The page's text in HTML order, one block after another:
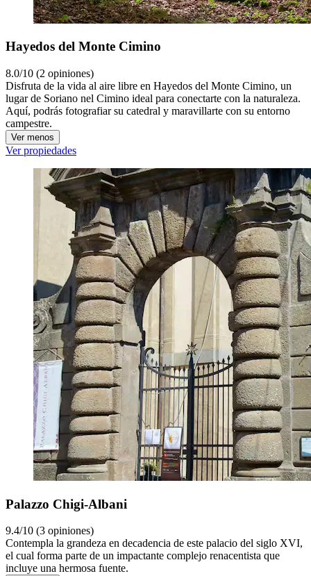
Hayedos del Monte Cimino
8.0/10 (2 opiniones)
Disfruta de la vida al aire libre en Hayedos del Monte Cimino, un
lugar de Soriano nel Cimino ideal para conectarte con la naturaleza.
Aquí, podrás fotografiar su catedral y maravillarte con su entorno
campestre.
Ver menos
Ver propiedades
Palazzo Chigi-Albani
9.4/10 (3 opiniones)
Contempla la grandeza en decadencia de este palacio del siglo XVI,
el cual forma parte de un impactante complejo renacentista que
incluye una hermosa fuente.